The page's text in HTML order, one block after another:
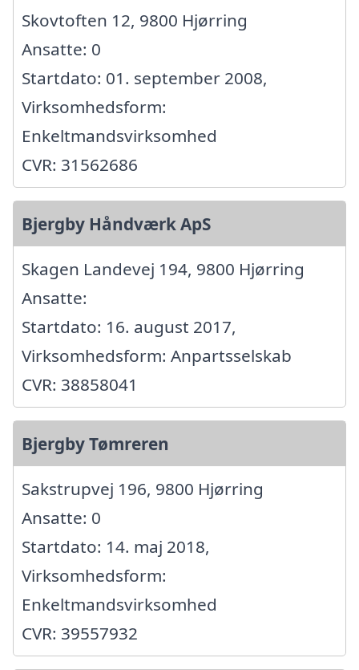
Skovtoften 12, 9800 Hjørring
Ansatte: 0
Startdato: 01. september 2008,
Virksomhedsform:
Enkeltmandsvirksomhed
CVR: 31562686
Bjergby Håndværk ApS
Skagen Landevej 194, 9800 Hjørring
Ansatte:
Startdato: 16. august 2017,
Virksomhedsform: Anpartsselskab
CVR: 38858041
Bjergby Tømreren
Sakstrupvej 196, 9800 Hjørring
Ansatte: 0
Startdato: 14. maj 2018,
Virksomhedsform:
Enkeltmandsvirksomhed
CVR: 39557932